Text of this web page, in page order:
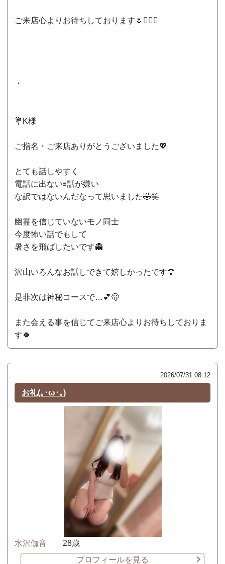
ご来店心よりお待ちしております🌷🙇🏻‍♀️
・
💐K様
ご指名・ご来店ありがとうございました💖
とても話しやすく
電話に出ない🟰話が嫌い
な訳ではないんだなって思いました🤣笑
幽霊を信じていないモノ同士
今度怖い話でもして
暑さを飛ばしたいです👻
沢山いろんなお話しできて嬉しかったです🌻
是非次は神秘コースで…💕🫢
また会える事を信じてご来店心よりお待ちしておりま
す🍀
2026/07/31 08:12
お礼(｡･ω･｡)
水沢伽音 28歳
プロフィールを見る